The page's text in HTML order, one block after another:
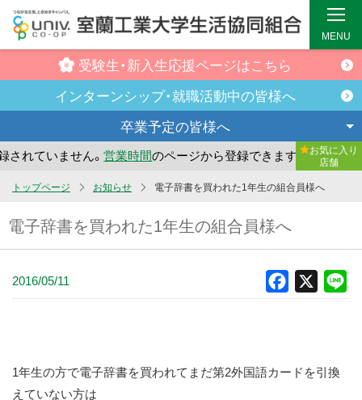
ン
コ
受験生・新入生応援ページはこちら
インターンシップ・就職活動中の皆様へ
卒業予定の皆様へ
れていません。営業時間のページから登録できます。 まだ
お気に入り
店舗
MENU
トップページ お知らせ 電子辞書を買われた1年生の組合員様へ
電子辞書を買われた1年生の組合員様へ
2016/05/11 Facebook
1年生の方で電子辞書を買われてまだ第2外国語カードを引換
えていない方は